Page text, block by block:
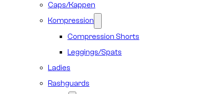
Caps/Kappen
Kompression
Compression Shorts
Leggings/Spats
Ladies
Rashguards